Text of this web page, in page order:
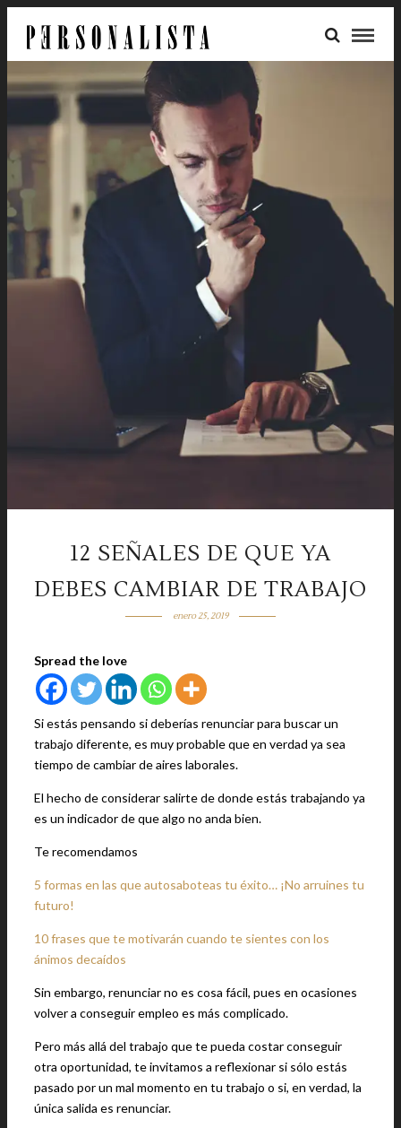
12 SEÑALES DE QUE YA
DEBES CAMBIAR DE TRABAJO
enero 25, 2019
Spread the love
Si estás pensando si deberías renunciar para buscar un
trabajo diferente, es muy probable que en verdad ya sea
tiempo de cambiar de aires laborales.
El hecho de considerar salirte de donde estás trabajando ya
es un indicador de que algo no anda bien.
Te recomendamos
5 formas en las que autosaboteas tu éxito… ¡No arruines tu
futuro!
10 frases que te motivarán cuando te sientes con los
ánimos decaídos
Sin embargo, renunciar no es cosa fácil, pues en ocasiones
volver a conseguir empleo es más complicado.
Pero más allá del trabajo que te pueda costar conseguir
otra oportunidad, te invitamos a reflexionar si sólo estás
pasado por un mal momento en tu trabajo o si, en verdad, la
única salida es renunciar.